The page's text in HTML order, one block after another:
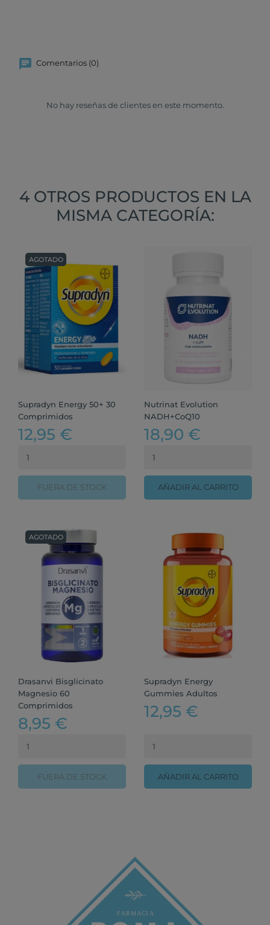
Comentarios (0)
No hay reseñas de clientes en este momento.
4 OTROS PRODUCTOS EN LA
MISMA CATEGORÍA:
Supradyn Energy 50+ 30
Comprimidos
12,95 €
FUERA DE STOCK
AGOTADO
Nutrinat Evolution
NADH+CoQ10
18,90 €
AÑADIR AL CARRITO
Drasanvi Bisglicinato
Magnesio 60
Comprimidos
8,95 €
FUERA DE STOCK
AGOTADO
Supradyn Energy
Gummies Adultos
12,95 €
AÑADIR AL CARRITO